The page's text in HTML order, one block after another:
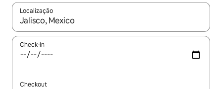
Localização
Quando os resultados estiverem disponíveis, explore-os
Check-in
Checkout